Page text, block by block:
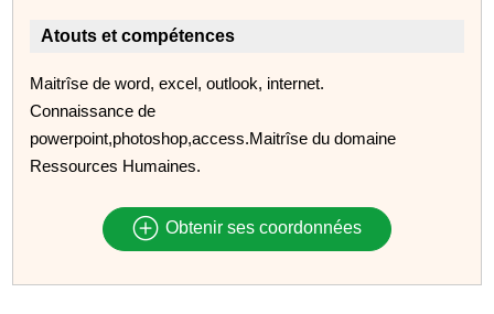
Atouts et compétences
Maitrîse de word, excel, outlook, internet.
Connaissance de
powerpoint,photoshop,access.Maitrîse du domaine
Ressources Humaines.
Obtenir ses coordonnées